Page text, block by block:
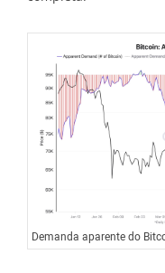
Demanda aparente do